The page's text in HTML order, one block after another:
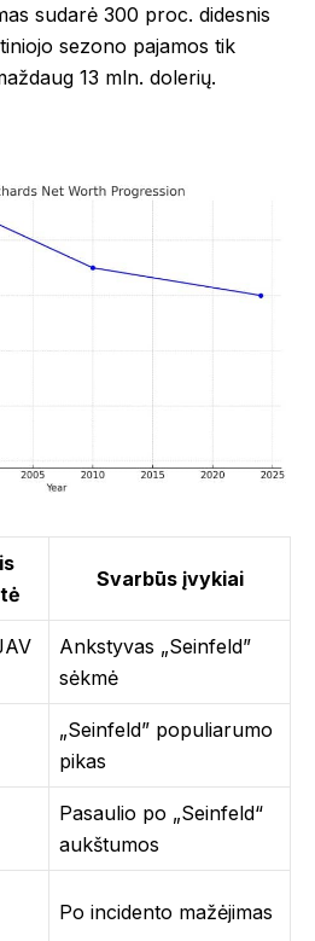
sudarė 300 proc. didesnis
sezono pajamos tik
13 mln. dolerių.
Svarbūs įvykiai
Ankstyvas „Seinfeld”
sėkmė
„Seinfeld” populiarumo
pikas
Pasaulio po „Seinfeld“
aukštumos
Po incidento mažėjimas